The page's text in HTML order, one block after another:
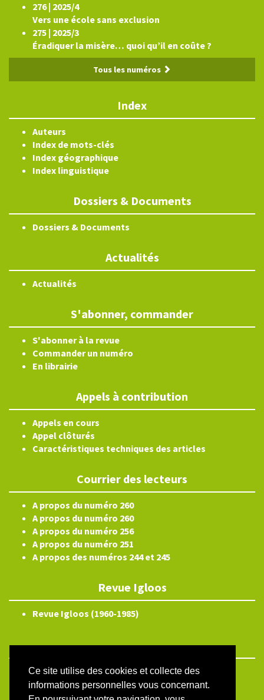
Ce site utilise des cookies et collecte des
informations personnelles vous concernant.
276 | 2025/4
Vers une école sans exclusion
275 | 2025/3
Éradiquer la misère… quoi qu’il en coûte ?
Tous les numéros
Index
Auteurs
Index de mots-clés
Index géographique
Index linguistique
Dossiers & Documents
Dossiers & Documents
Actualités
Actualités
S'abonner, commander
S'abonner à la revue
Commander un numéro
En librairie
Appels à contribution
Appels en cours
Appel clôturés
Caractéristiques techniques des articles
Courrier des lecteurs
A propos du numéro 260
A propos du numéro 260
A propos du numéro 256
A propos du numéro 251
A propos des numéros 244 et 245
Revue Igloos
Revue Igloos (1960-1985)
ISSN électronique 2804-3359
Plan du site